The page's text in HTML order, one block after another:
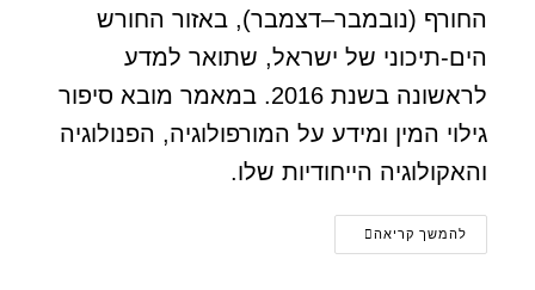
החורף (נובמבר–דצמבר), באזור החורש
הים-תיכוני של ישראל, שתואר למדע
לראשונה בשנת 2016. במאמר מובא סיפור
גילוי המין ומידע על המורפולוגיה, הפנולוגיה
והאקולוגיה הייחודיות שלו.
להמשך קריאה